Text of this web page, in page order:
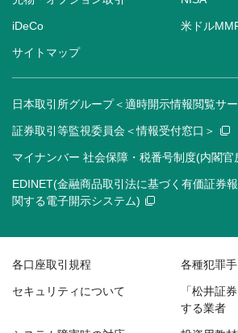
iDeCo 米ドル
サイトマップ
日本取引所グループ＜適時開示情報閲覧サ
証券取引等監視委員会＜情報受付窓口＞
マイナンバー 社会保障・税番号制度(内閣官
EDINET(金融商品取引法に基づく有価証券
関する電子開示システム)
各口座取引規程 各種犯罪
セキュリティについて
「松井証
する業者